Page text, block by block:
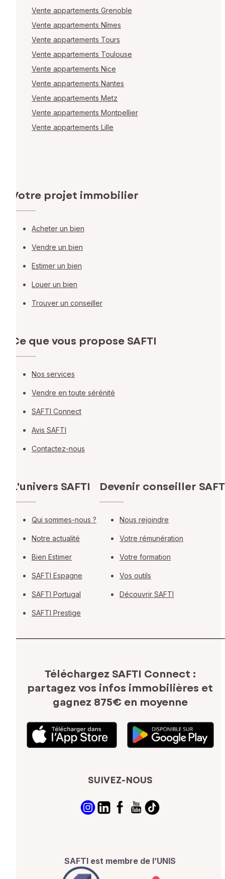
Vente appartements Grenoble
Vente appartements Nîmes
Vente appartements Tours
Vente appartements Toulouse
Vente appartements Nice
Vente appartements Nantes
Vente appartements Metz
Vente appartements Montpellier
Vente appartements Lille
Votre projet immobilier
Acheter un bien
Vendre un bien
Estimer un bien
Louer un bien
Trouver un conseiller
Ce que vous propose SAFTI
Nos services
Vendre en toute sérénité
SAFTI Connect
Avis SAFTI
Contactez-nous
L'univers SAFTI
Qui sommes-nous ?
Notre actualité
Bien Estimer
SAFTI Espagne
SAFTI Portugal
SAFTI Prestige
Devenir conseiller
Nous rejoindre
Votre rémunération
Votre formation
Vos outils
Découvrir SAFTI
Téléchargez SAFTI Connect :
partagez vos infos immobilières et
gagnez 875€ en moyenne
SUIVEZ-NOUS
SAFTI est membre de l’UNIS